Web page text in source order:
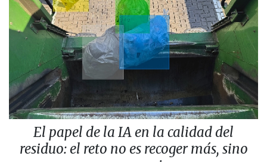
El papel de la IA en la calidad del
residuo: el reto no es recoger más, sino